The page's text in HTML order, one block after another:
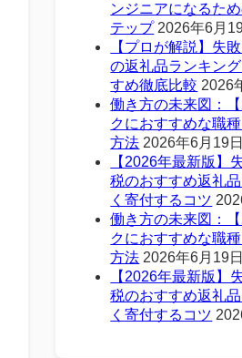
ンジニアになるた
テップ 2026年6月
【プロが解説】失
の返礼品ランキン
すめ徹底比較 2026
働き方の未来図：
クにおすすめな職
方法 2026年6月19日
【2026年最新版】
税のおすすめ返礼
く寄付するコツ
働き方の未来図：
クにおすすめな職
方法 2026年6月19日
【2026年最新版】
税のおすすめ返礼
く寄付するコツ